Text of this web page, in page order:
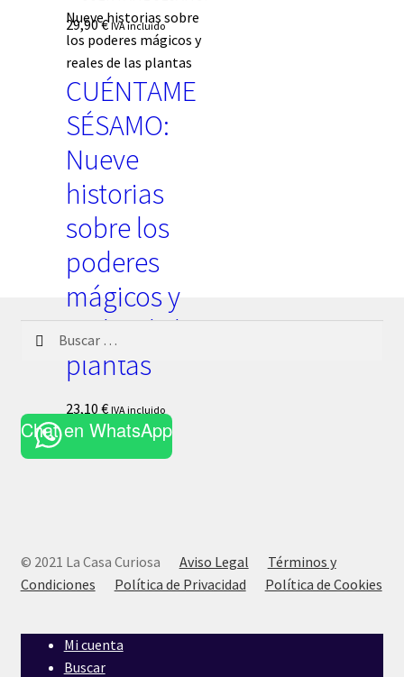
29,90€ IVA incluido
CUÉNTAME
SÉSAMO:
Nueve
historias
sobre los
poderes
mágicos y
reales de las
plantas
23,10 € IVA incluido
Chat en WhatsApp
© 2021 La Casa Curiosa Aviso Legal
Términos y
Condiciones
Política de Privacidad Política de Cookies
Mi cuenta
Buscar